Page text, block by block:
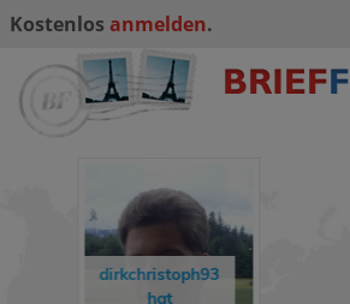
Kostenlos anmelden.